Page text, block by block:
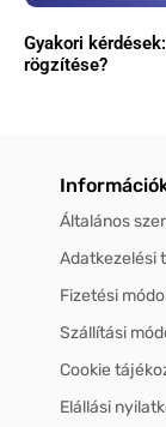
Gyakori
rögzítése?
Általános
Adatkezelési
Fizetési
Szállítási
Cookie
Elállási